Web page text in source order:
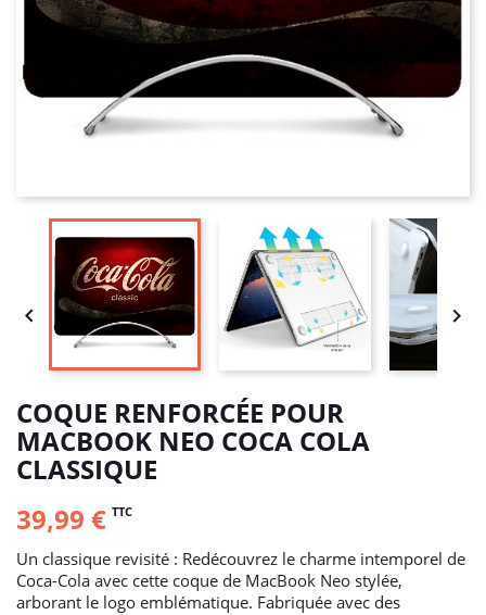
 
COQUE RENFORCÉE POUR
MACBOOK NEO COCA COLA
CLASSIQUE
39,99 € TTC
Un classique revisité : Redécouvrez le charme intemporel de
Coca-Cola avec cette coque de MacBook Neo stylée,
arborant le logo emblématique. Fabriquée avec des